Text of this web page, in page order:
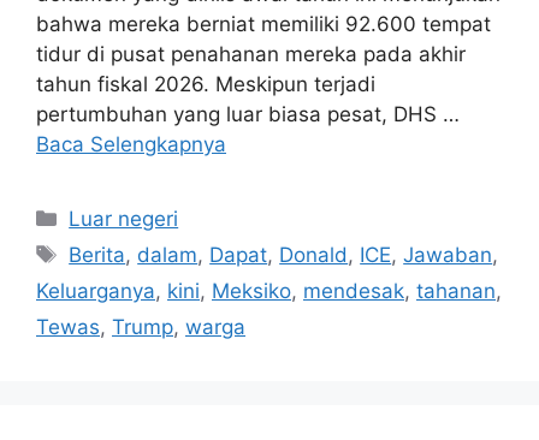
bahwa mereka berniat memiliki 92.600 tempat
tidur di pusat penahanan mereka pada akhir
tahun fiskal 2026. Meskipun terjadi
pertumbuhan yang luar biasa pesat, DHS …
Baca Selengkapnya
Kategori
Luar negeri
Tag
Berita, dalam, Dapat, Donald, ICE,Jawaban,
Keluarganya, kini, Meksiko, mendesak, tahanan,
Tewas, Trump, warga